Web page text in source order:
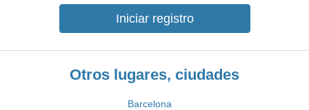
Iniciar registro
Otros lugares, ciudades
Barcelona